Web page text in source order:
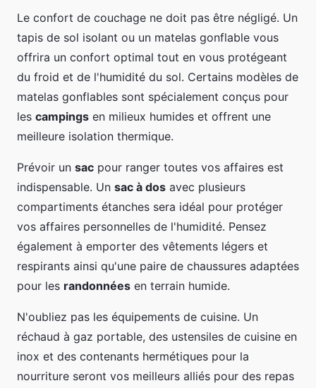
Le confort de couchage ne doit pas être négligé. Un
tapis de sol isolant ou un matelas gonflable vous
offrira un confort optimal tout en vous protégeant
du froid et de l'humidité du sol. Certains modèles de
matelas gonflables sont spécialement conçus pour
les campings en milieux humides et offrent une
meilleure isolation thermique.
Prévoir un sac pour ranger toutes vos affaires est
indispensable. Un sac à dos avec plusieurs
compartiments étanches sera idéal pour protéger
vos affaires personnelles de l'humidité. Pensez
également à emporter des vêtements légers et
respirants ainsi qu'une paire de chaussures adaptées
pour les randonnées en terrain humide.
N'oubliez pas les équipements de cuisine. Un
réchaud à gaz portable, des ustensiles de cuisine en
inox et des contenants hermétiques pour la
nourriture seront vos meilleurs alliés pour des repas